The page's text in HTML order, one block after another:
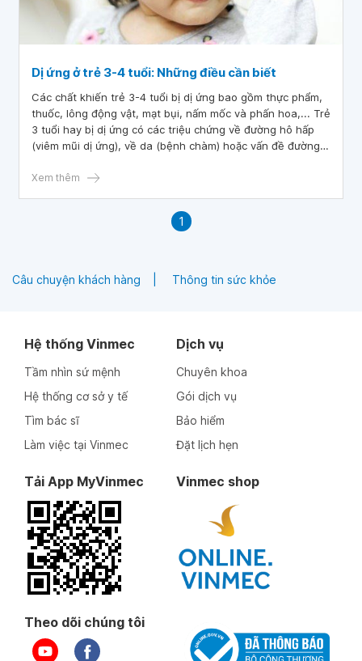
Dị ứng ở trẻ 3-4 tuổi: Những điều cần biết
Các chất khiến trẻ 3-4 tuổi bị dị ứng bao gồm thực phẩm,
thuốc, lông động vật, mạt bụi, nấm mốc và phấn hoa,... Trẻ
3 tuổi hay bị dị ứng có các triệu chứng về đường hô hấp
(viêm mũi dị ứng), về da (bệnh chàm) hoặc vấn đề đường
Xem thêm
1
Câu chuyện khách hàng Thông tin sức khỏe
Hệ thống Vinmec
Tầm nhìn sứ mệnh
Hệ thống cơ sở y tế
Tìm bác sĩ
Làm việc tại Vinmec
Dịch vụ
Chuyên khoa
Gói dịch vụ
Bảo hiểm
Đặt lịch hẹn
Tải App MyVinmec Vinmec shop
Theo dõi chúng tôi